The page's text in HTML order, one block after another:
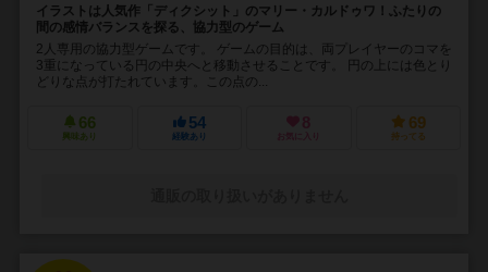
イラストは人気作「ディクシット」のマリー・カルドゥワ！ふたりの
間の感情バランスを探る、協力型のゲーム
2人専用の協力型ゲームです。 ゲームの目的は、両プレイヤーのコマを
3重になっている円の中央へと移動させることです。 円の上には色とり
どりな点が打たれています。この点の...
66
興味あり
54
経験あり
8
お気に入り
69
持ってる